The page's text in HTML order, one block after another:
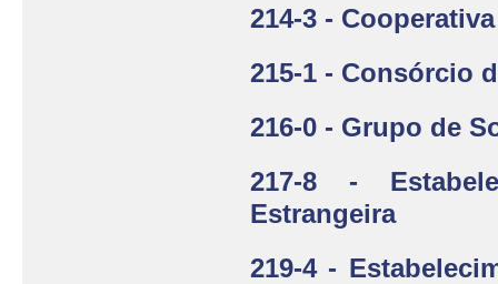
214-3 - Cooperativa
215-1 - Consórcio
216-0 - Grupo de
217-8 -
Estrangeira
219-4 -